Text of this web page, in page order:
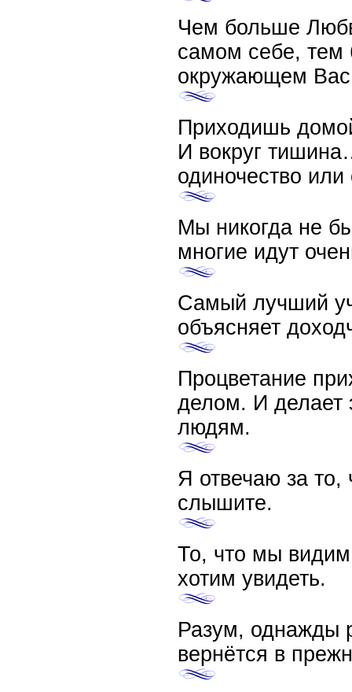
Чем больше
самом себе, тем
окружающем
Приходишь
И вокруг
одиночество или
Мы никогда не
многие идут
Самый лучший
объясняет
Процветание
делом. И делает
людям.
Я отвечаю за то,
слышите.
То, что мы
хотим увидеть.
Разум, однажды
вернётся в